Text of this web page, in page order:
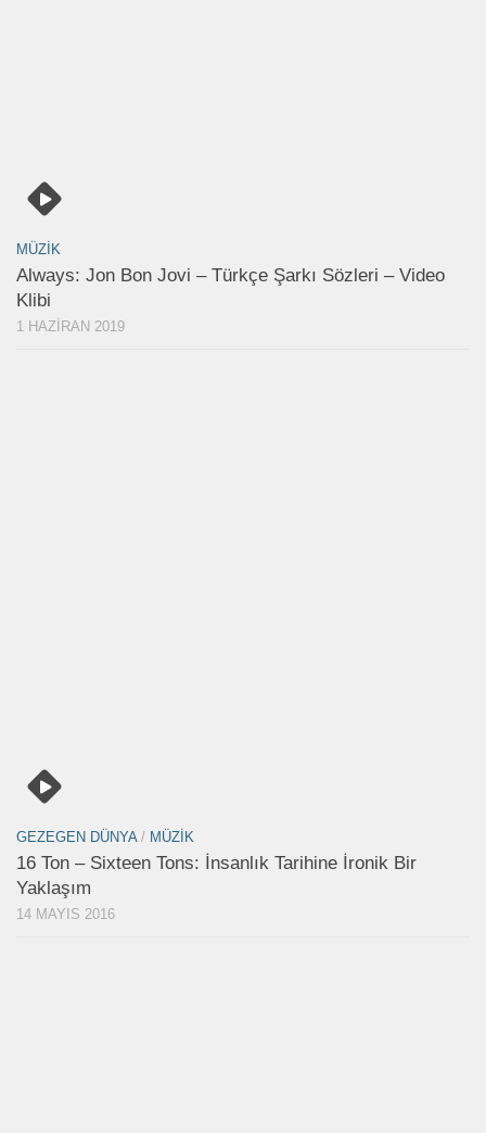
MÜZIK
Always: Jon Bon Jovi – Türkçe Şarkı Sözleri – Video
Klibi
1 HAZIRAN 2019
GEZEGEN DÜNYA/ MÜZIK
16 Ton – Sixteen Tons: İnsanlık Tarihine İronik Bir
Yaklaşım
14 MAYIS 2016